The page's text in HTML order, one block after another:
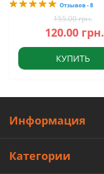
Отзывов - 8
155.00 грн.
120.00 грн.
КУПИТЬ
Информация
Категории